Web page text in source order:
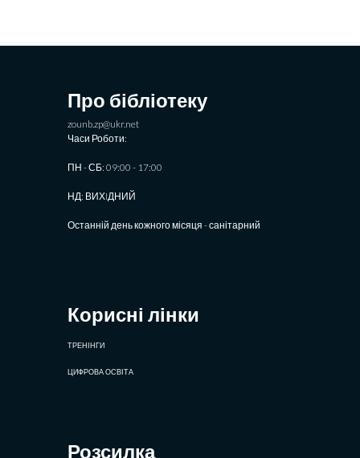
Про бібліотеку
zounb.zp@ukr.net
Часи Роботи:
ПН - СБ: 09:00 - 17:00
НД: ВИХIДНИЙ
Останній день кожного місяця - санітарний
Корисні лінки
ТРЕНІНГИ
ЦИФРОВА ОСВІТА
Розсилка